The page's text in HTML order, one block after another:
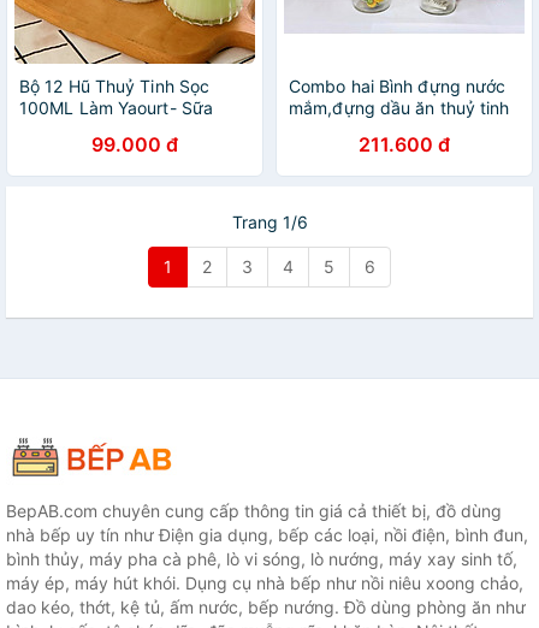
Bộ 12 Hũ Thuỷ Tinh Sọc
100ML Làm Yaourt- Sữa
Nắp Đậy- Hàng Chính Hãng
MINIIN
99.000 đ
Combo hai Bình đựng nước
mắm,đựng dầu ăn thuỷ tinh
Giao màu ngẫu nhiên)
211.600 đ
Trang 1/6
1 2 3 4 5 6
BepAB.com chuyên cung cấp thông tin giá cả thiết bị, đồ dùng
nhà bếp uy tín như Điện gia dụng, bếp các loại, nồi điện, bình đun,
bình thủy, máy pha cà phê, lò vi sóng, lò nướng, máy xay sinh tố,
máy ép, máy hút khói. Dụng cụ nhà bếp như nồi niêu xoong chảo,
dao kéo, thớt, kệ tủ, ấm nước, bếp nướng. Đồ dùng phòng ăn như